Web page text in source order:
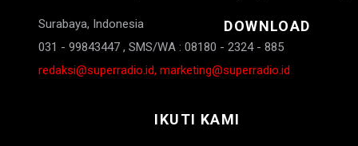
Surabaya, Indonesia
031 - 99843447 , SMS/WA : 08180 - 2324 - 885
redaksi@superradio.id, marketing@superradio.id
DOWNLOAD
IKUTI KAMI